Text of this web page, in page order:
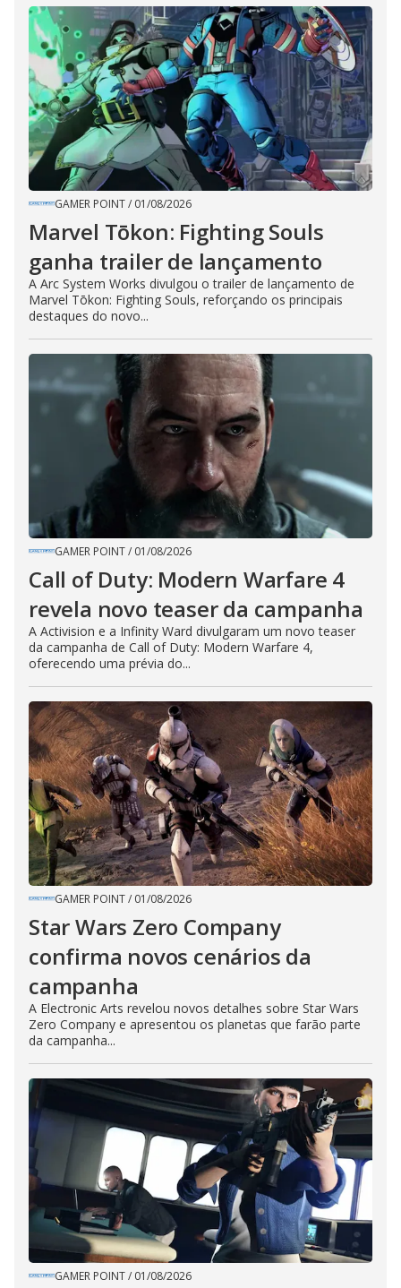
GAMER POINT/ 01/08/2026
Marvel Tōkon: Fighting Souls
ganha trailer de lançamento
A Arc System Works divulgou o trailer de lançamento de
Marvel Tōkon: Fighting Souls, reforçando os principais
destaques do novo...
GAMER POINT/ 01/08/2026
Call of Duty: Modern Warfare 4
revela novo teaser da campanha
A Activision e a Infinity Ward divulgaram um novo teaser
da campanha de Call of Duty: Modern Warfare 4,
oferecendo uma prévia do...
GAMER POINT/ 01/08/2026
Star Wars Zero Company
confirma novos cenários da
campanha
A Electronic Arts revelou novos detalhes sobre Star Wars
Zero Company e apresentou os planetas que farão parte
da campanha...
GAMER POINT/ 01/08/2026